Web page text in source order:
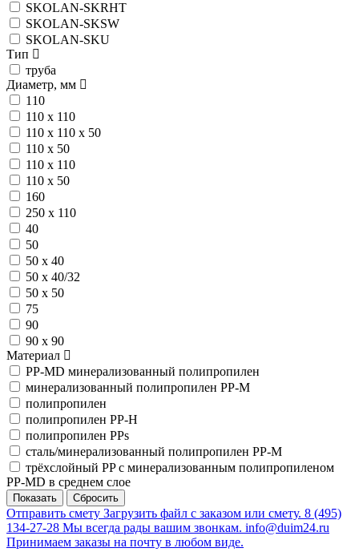
SKOLAN-SKRHT
SKOLAN-SKSW
SKOLAN-SKU
Тип
труба
Диаметр, мм
110
110 х 110
110 х 110 х 50
110 х 50
110 х 110
110 х 50
160
250 х 110
40
50
50 х 40
50 х 40/32
50 х 50
75
90
90 х 90
Материал
PP-MD минерализованный полипропилен
минерализованный полипропилен PP-M
полипропилен
полипропилен PP-H
полипропилен PPs
сталь/минерализованный полипропилен PP-M
трёхслойный PP с минерализованным полипропиленом
PP-MD в среднем слое
Отправить смету Загрузить файл с заказом или смету. 8 (495)
134-27-28 Мы всегда рады вашим звонкам. info@duim24.ru
Принимаем заказы на почту в любом виде.